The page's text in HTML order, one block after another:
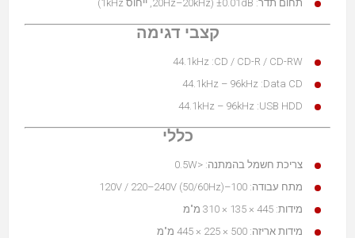
תחום תדר: ±0.01dB (20Hz–20kHz, ייחוס 1kHz)
קצבי דגימה
CD / CD-R / CD-RW: ‏44.1kHz
Data CD: ‏44.1kHz – 96kHz
USB HDD: ‏44.1kHz – 96kHz
כללי
צריכת חשמל בהמתנה: <0.5W
מתח עבודה: 100–120V / 220–240V (50/60Hz)
מידות: 445 × 135 × 310 מ"מ
מידות אריזה: 500 × 225 × 445 מ"מ